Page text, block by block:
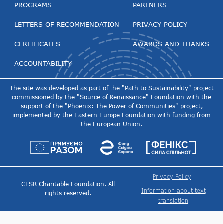
PROGRAMS
LETTERS OF RECOMMENDATION
CERTIFICATES
ACCOUNTABILITY
PARTNERS
PRIVACY POLICY
AWARDS AND THANKS
The site was developed as part of the "Path to Sustainability" project
commissioned by the "Source of Renaissance" Foundation with the
support of the "Phoenix: The Power of Communities" project,
implemented by the Eastern Europe Foundation with funding from
the European Union.
CFSR Charitable Foundation. All
rights reserved.
Privacy Policy
Information about text
translation